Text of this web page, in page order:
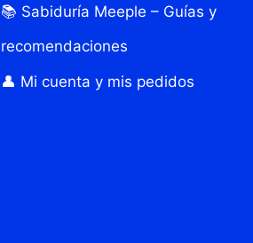
📚 Sabiduría Meeple – Guías y
recomendaciones
👤 Mi cuenta y mis pedidos